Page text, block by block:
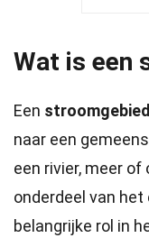
Wat is een
Een stroomgebied
naar een
een rivier, meer of
onderdeel van
belangrijke rol in